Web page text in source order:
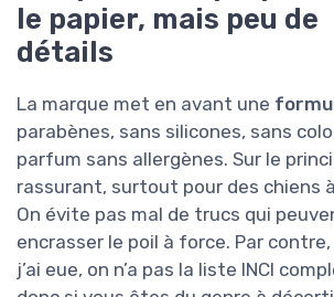
le papier, mais peu de
détails
La marque met en avant une
parabènes, sans silicones, sans
parfum sans allergènes. Sur le
rassurant, surtout pour des chiens
On évite pas mal de trucs qui
encrasser le poil à force. Par
j’ai eue, on n’a pas la liste INCI